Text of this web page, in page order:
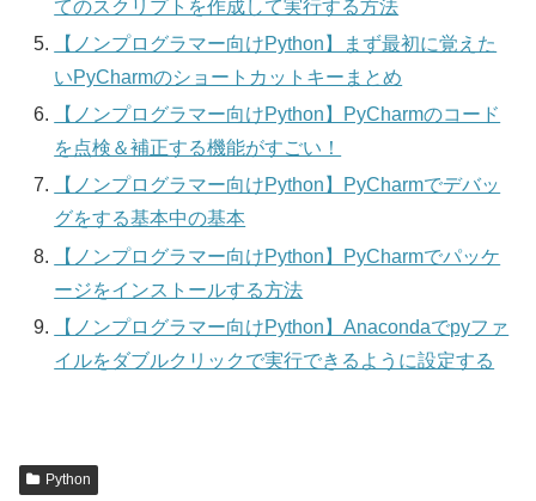
てのスクリプトを作成して実行する方法
【ノンプログラマー向けPython】まず最初に覚えた
いPyCharmのショートカットキーまとめ
【ノンプログラマー向けPython】PyCharmのコード
を点検＆補正する機能がすごい！
【ノンプログラマー向けPython】PyCharmでデバッ
グをする基本中の基本
【ノンプログラマー向けPython】PyCharmでパッケ
ージをインストールする方法
【ノンプログラマー向けPython】Anacondaでpyファ
イルをダブルクリックで実行できるように設定する
Python